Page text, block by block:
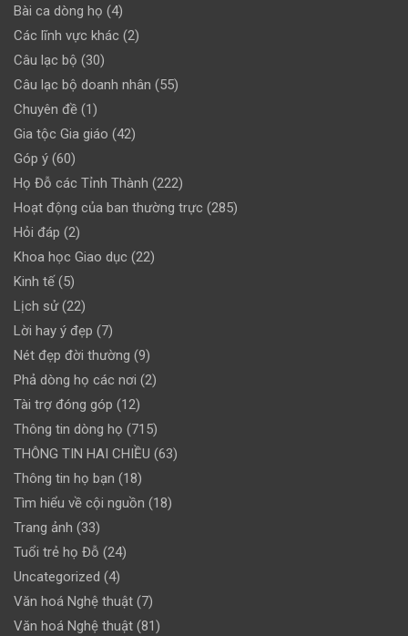
Bài ca dòng họ (4)
Các lĩnh vực khác (2)
Câu lạc bộ (30)
Câu lạc bộ doanh nhân (55)
Chuyên đề (1)
Gia tộc Gia giáo (42)
Góp ý (60)
Họ Đỗ các Tỉnh Thành (222)
Hoạt động của ban thường trực (285)
Hỏi đáp (2)
Khoa học Giao dục (22)
Kinh tế(5)
Lịch sử(22)
Lời hay ý đẹp (7)
Nét đẹp đời thường (9)
Phả dòng họ các nơi (2)
Tài trợ đóng góp (12)
Thông tin dòng họ (715)
THÔNG TIN HAI CHIỀU (63)
Thông tin họ bạn (18)
Tìm hiểu về cội nguồn (18)
Trang ảnh (33)
Tuổi trẻ họ Đỗ (24)
Uncategorized (4)
Văn hoá Nghệ thuật (7)
Văn hoá Nghệ thuật (81)